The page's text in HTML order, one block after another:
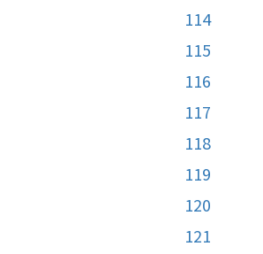
114
115
116
117
118
119
120
121